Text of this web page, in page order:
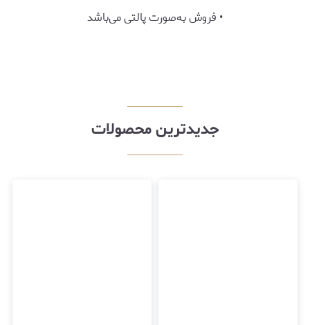
• فروش به‌صورت پالتی می‌باشد
جدیدترین محصولات